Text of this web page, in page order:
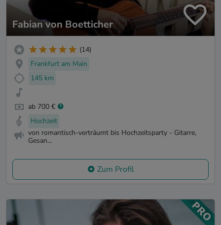
Fabian von Boetticher
(14)
Frankfurt am Main
145 km
ab 700 €
Hochzeit
von romantisch-verträumt bis Hochzeitsparty - Gitarre,
Gesan...
Zum Profil